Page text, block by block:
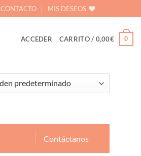
CONTACTO MIS DESEOS
ACCEDER CARRITO / 0,00€ 0
Contáctanos